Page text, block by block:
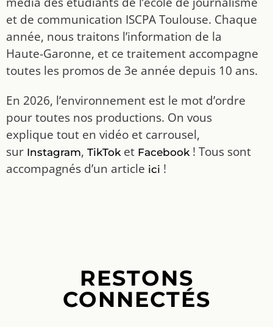
et de communication ISCPA Toulouse. Chaque
année, nous traitons l’information de la
Haute-Garonne, et ce traitement accompagne
toutes les promos de 3e année depuis 10 ans.
En 2026, l’environnement est le mot d’ordre
pour toutes nos productions. On vous
explique tout en vidéo et carrousel,
sur Instagram, TikToket Facebook! Tous sont
accompagnés d’un article ici !
RESTONS
CONNECTÉS